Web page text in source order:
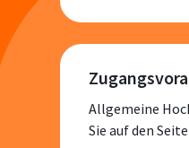
Allgemeine
Sie auf den